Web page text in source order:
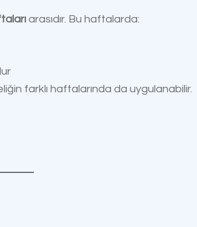
arasıdır. Bu haftalarda:
farklı haftalarında da uygulanabilir.